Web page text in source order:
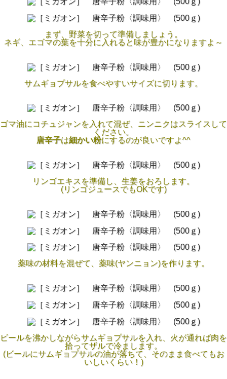
まず、野菜を切って準備しましょう。
ネギ、エゴマの葉を十分に入れると味が豊かになりますよ～
サムギョプサルを食べやすいサイズに切ります。
ゴマ油にコチュジャンを入れて混ぜ、ニンニクはスライスして
ください。
唐辛子は細かい粉にするのが良いですよ^^
リンゴエキスを準備し、生姜をおろします。
(リンゴジュースでもOKです)
薬味の材料を混ぜて、薬味(ヤンニョン)を作ります。
ビールを沸かしながらサムギョプサルを入れ、火が通れば肉を
拾ってザルで冷まします。
(ビールにサムギョプサルの油が落ちて、そのまま食べてもお
いしいくらい！)